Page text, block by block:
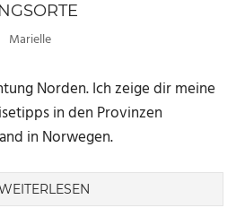
Marielle
Norden. Ich zeige dir meine
in den Provinzen
in Norwegen.